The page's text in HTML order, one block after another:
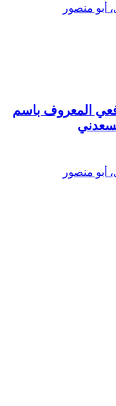
أبو منصور
المعروف باسم
أبو منصور